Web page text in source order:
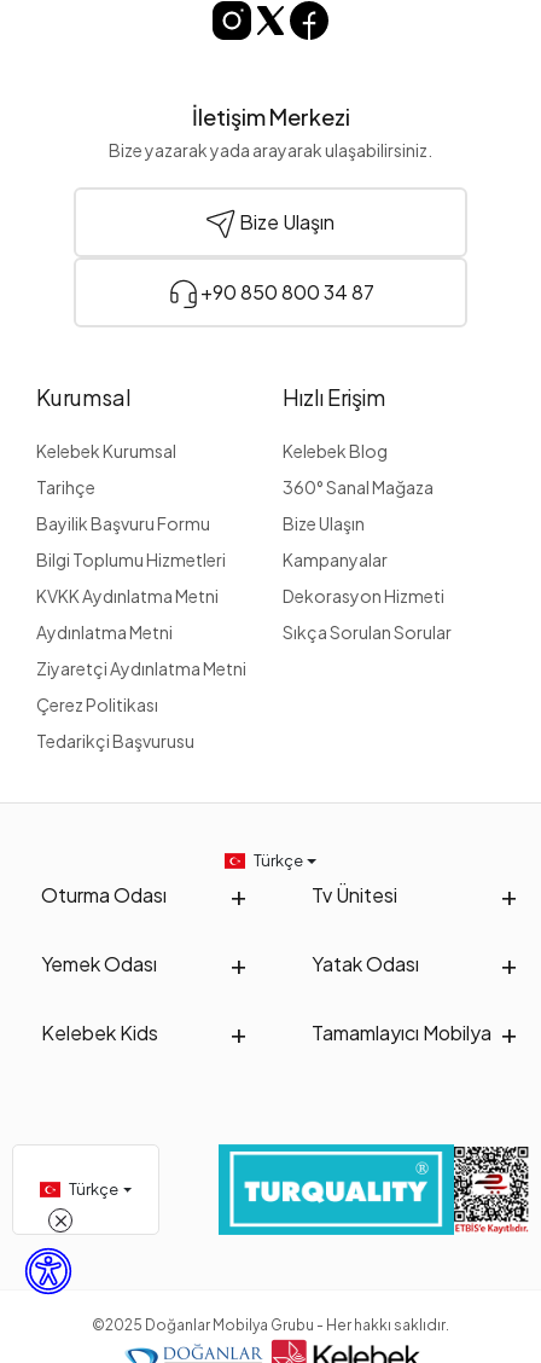
İletişim Merkezi
Bize yazarak yada arayarak ulaşabilirsiniz.
Bize Ulaşın
+90 850 800 34 87
Kurumsal
Kelebek Kurumsal
Tarihçe
Bayilik Başvuru Formu
Bilgi Toplumu Hizmetleri
KVKK Aydınlatma Metni
Aydınlatma Metni
Ziyaretçi Aydınlatma Metni
Çerez Politikası
Tedarikçi Başvurusu
Hızlı Erişim
Kelebek Blog
360° Sanal Mağaza
Bize Ulaşın
Kampanyalar
Dekorasyon Hizmeti
Sıkça Sorulan Sorular
Oturma Odası Tv Ünitesi
Yemek Odası Yatak Odası
Kelebek Kids Tamamlayıcı Mobilya
Türkçe
Türkçe
©2025 Doğanlar Mobilya Grubu - Her hakkı saklıdır.